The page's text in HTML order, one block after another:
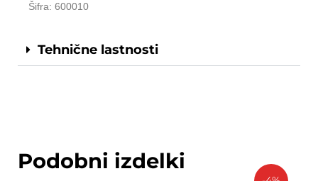
Šifra: 600010
Tehnične lastnosti
Podobni izdelki